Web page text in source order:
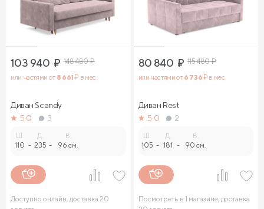
103 940 ₽ 148 480₽
или частями от 8 661₽ в мес.
Диван Sсandy
5.0
3
110 -
Д.
235 -
В.
96 см.
Доступно онлайн, доставка 20
80 840 ₽ 115 480₽
или частями от6 736₽ в мес.
Диван Rest
5.0
2
105 -
Д.
181 -
В.
90 см.
Посмотреть в 1 магазине, доставка